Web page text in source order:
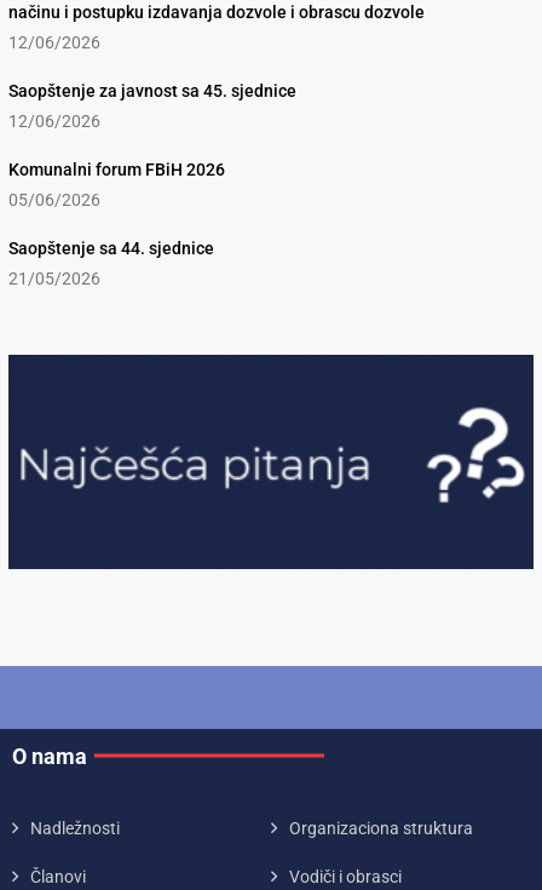
načinu i postupku izdavanja dozvole i obrascu dozvole
12/06/2026
Saopštenje za javnost sa 45. sjednice
12/06/2026
Komunalni forum FBiH 2026
05/06/2026
Saopštenje sa 44. sjednice
21/05/2026
O nama
Nadležnosti Organizaciona struktura
Članovi Vodiči i obrasci